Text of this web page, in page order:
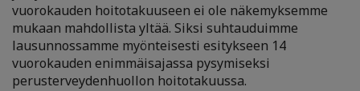
vuorokauden hoitotakuuseen ei ole näkemyksemme
mukaan mahdollista yltää. Siksi suhtauduimme
lausunnossamme myönteisesti esitykseen 14
vuorokauden enimmäisajassa pysymiseksi
perusterveydenhuollon hoitotakuussa.